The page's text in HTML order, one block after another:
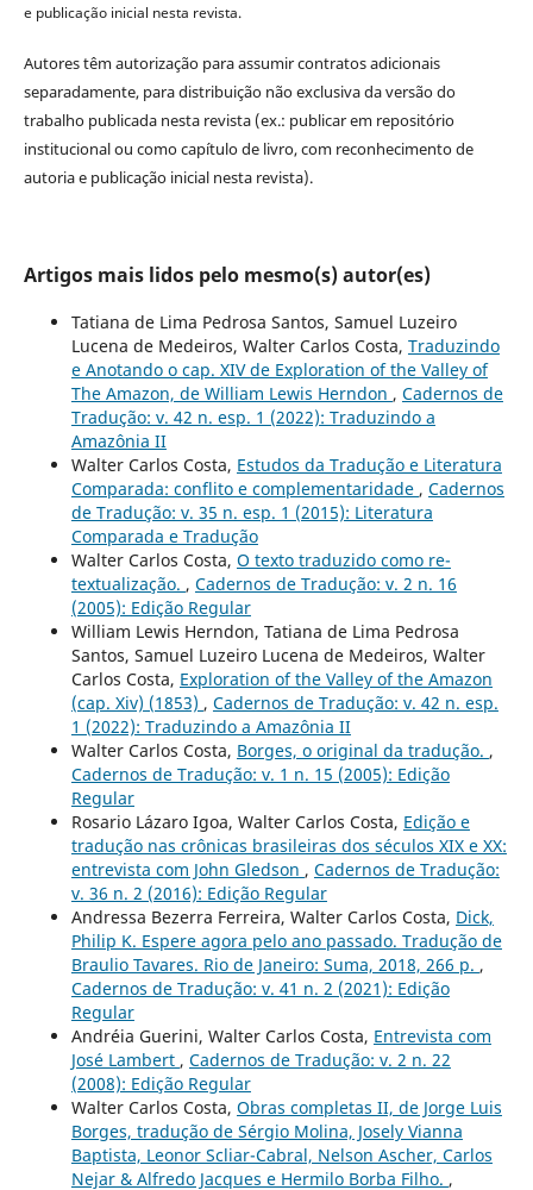
e publicação inicial nesta revista.
Autores têm autorização para assumir contratos adicionais
separadamente, para distribuição não exclusiva da versão do
trabalho publicada nesta revista (ex.: publicar em repositório
institucional ou como capítulo de livro, com reconhecimento de
autoria e publicação inicial nesta revista).
Artigos mais lidos pelo mesmo(s) autor(es)
Tatiana de Lima Pedrosa Santos, Samuel Luzeiro
Lucena de Medeiros, Walter Carlos Costa, Traduzindo
e Anotando o cap. XIV de Exploration of the Valley of
The Amazon, de William Lewis Herndon , Cadernos de
Tradução: v. 42 n. esp. 1 (2022): Traduzindo a
Amazônia II
Walter Carlos Costa, Estudos da Tradução e Literatura
Comparada: conflito e complementaridade , Cadernos
de Tradução: v. 35 n. esp. 1 (2015): Literatura
Comparada e Tradução
Walter Carlos Costa, O texto traduzido como re-
textualização. , Cadernos de Tradução: v. 2 n. 16
(2005): Edição Regular
William Lewis Herndon, Tatiana de Lima Pedrosa
Santos, Samuel Luzeiro Lucena de Medeiros, Walter
Carlos Costa, Exploration of the Valley of the Amazon
(cap. Xiv) (1853) , Cadernos de Tradução: v. 42 n. esp.
1 (2022): Traduzindo a Amazônia II
Walter Carlos Costa, Borges, o original da tradução. ,
Cadernos de Tradução: v. 1 n. 15 (2005): Edição
Regular
Rosario Lázaro Igoa, Walter Carlos Costa, Edição e
tradução nas crônicas brasileiras dos séculos XIX e XX:
entrevista com John Gledson , Cadernos de Tradução:
v. 36 n. 2 (2016): Edição Regular
Andressa Bezerra Ferreira, Walter Carlos Costa, Dick,
Philip K. Espere agora pelo ano passado. Tradução de
Braulio Tavares. Rio de Janeiro: Suma, 2018, 266 p. ,
Cadernos de Tradução: v. 41 n. 2 (2021): Edição
Regular
Andréia Guerini, Walter Carlos Costa, Entrevista com
José Lambert , Cadernos de Tradução: v. 2 n. 22
(2008): Edição Regular
Walter Carlos Costa, Obras completas II, de Jorge Luis
Borges, tradução de Sérgio Molina, Josely Vianna
Baptista, Leonor Scliar-Cabral, Nelson Ascher, Carlos
Nejar & Alfredo Jacques e Hermilo Borba Filho. ,